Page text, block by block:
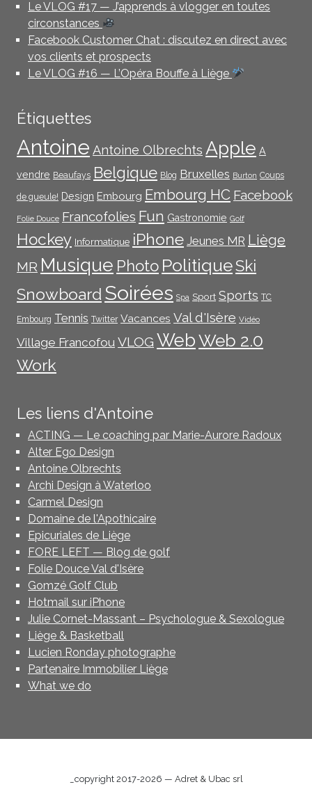
Le VLOG #17 — J’apprends à vlogger en toutes
circonstances
Facebook Customer Chat : discutez en direct avec
vos clients et prospects
Le VLOG #16 — L’Opéra Bouffe à Liège
Étiquettes
Antoine Antoine Olbrechts Apple A
vendre Beaufays Belgique Blog Bruxelles Burton Coups
de gueule! Design Embourg Embourg HC Facebook
Folie Douce Francofolies Fun Gastronomie Golf
Hockey Informatique iPhone Jeunes MR Liège
MR Musique Photo PolitiqueSki
Snowboard Soirées Spa Sport Sports TC
Embourg Tennis Twitter Vacances Val d'Isère Vidéo
Village Francofou VLOG WebWeb 2.0
Work
Les liens d'Antoine
ACTING — Le coaching par Marie-Aurore Radoux
Alter Ego Design
Antoine Olbrechts
Archi Design à Waterloo
Carmel Design
Domaine de l'Apothicaire
Epicuriales de Liège
FORE LEFT — Blog de golf
Folie Douce Val d'Isère
Gomzé Golf Club
Hotmail sur iPhone
Julie Cornet-Massant – Psychologue & Sexologue
Liège & Basketball
Lucien Ronday photographe
Partenaire Immobilier Liège
What we do
_copyright 2017-2026 — Adret & Ubac srl